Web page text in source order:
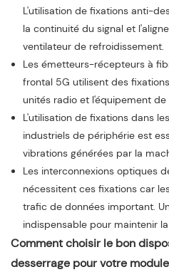
L'utilisation de fixations anti-
la continuité du signal et
ventilateur de refroidissement.
Les émetteurs-récepteurs à
frontal 5G utilisent des
unités radio et l'équipement
L'utilisation de fixations dans
industriels de périphérie est
vibrations générées par la
Les interconnexions optiques
nécessitent ces fixations car
trafic de données important.
indispensable pour maintenir
Comment choisir le bon
desserrage pour votre